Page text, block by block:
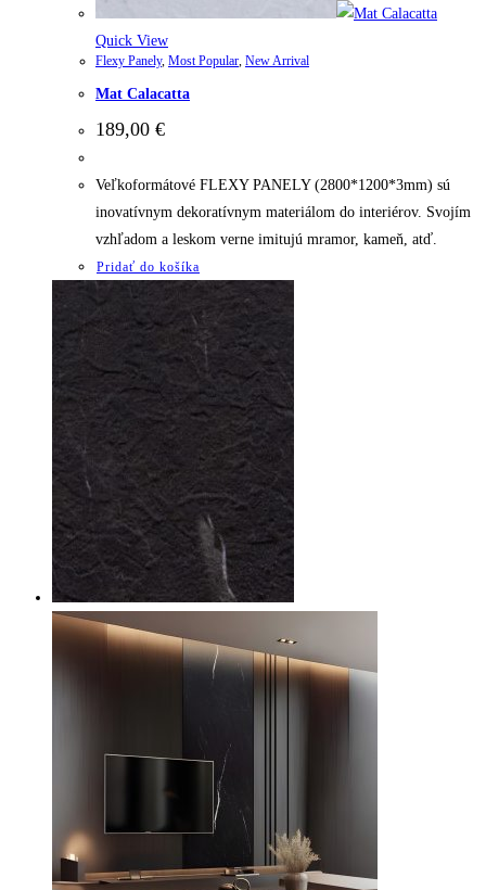
Quick View
Flexy Panely, Most Popular, New Arrival
Mat Calacatta
189,00 €
Veľkoformátové FLEXY PANELY (2800*1200*3mm) sú
inovatívnym dekoratívnym materiálom do interiérov. Svojím
vzhľadom a leskom verne imitujú mramor, kameň, atď.
Pridať do košíka